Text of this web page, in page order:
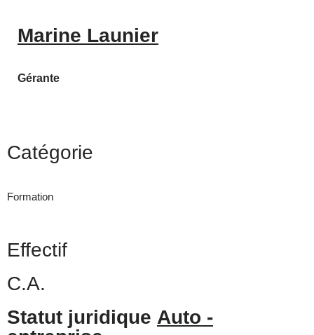
Marine Launier
Gérante
Catégorie
Formation
Effectif
C.A.
Statut juridique Auto -